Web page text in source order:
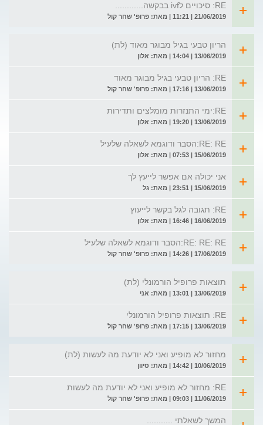
RE: סיכויים לivf בבקשה............
21/06/2019 | 11:21 | מאת: פרופ' שחר קול
הריון טבעי בגיל מבוגר מאוד (לת)
13/06/2019 | 14:04 | מאת: אלון
RE: הריון טבעי בגיל מבוגר מאוד
13/06/2019 | 17:16 | מאת: פרופ' שחר קול
RE:ימי התנזרות מומלצים ותדירות
13/06/2019 | 19:20 | מאת: אלון
RE: RE:הסבר ודוגמא לשאלה שלעיל
15/06/2019 | 07:53 | מאת: אלון
אני יכולה אם אפשר לייעץ לך
15/06/2019 | 23:51 | מאת: גל
RE: תגובה לגל בקשר לייעוץ
16/06/2019 | 16:46 | מאת: אלון
RE: RE: RE:הסבר ודוגמא לשאלה שלעיל
17/06/2019 | 14:26 | מאת: פרופ' שחר קול
תוצאות פרופיל הורמונלי (לת)
13/06/2019 | 13:01 | מאת: אני
RE: תוצאות פרופיל הורמונלי
13/06/2019 | 17:15 | מאת: פרופ' שחר קול
מחזור לא מופיע ואני לא יודעת מה לעשות (לת)
10/06/2019 | 14:42 | מאת: סיוון
RE: מחזור לא מופיע ואני לא יודעת מה לעשות
11/06/2019 | 09:03 | מאת: פרופ' שחר קול
המשך לשאלתי ...........